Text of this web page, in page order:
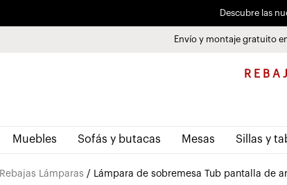
Paga a plazos
Descubre las
Envío y montaje gratuito
R E B A
Muebles Sofás y butacas Mesas Sillas y
Rebajas Lámparas / Lámpara de sobremesa Tub pantalla de